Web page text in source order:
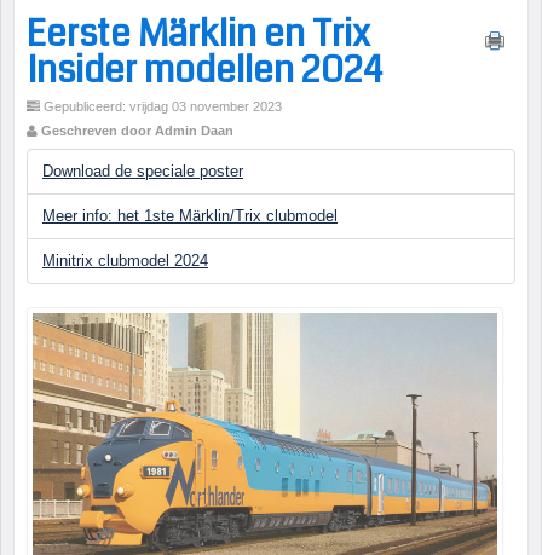
Eerste Märklin en Trix
Insider modellen 2024
Gepubliceerd: vrijdag 03 november 2023
Geschreven door Admin Daan
Download de speciale poster
Meer info: het 1ste Märklin/Trix clubmodel
Minitrix clubmodel 2024